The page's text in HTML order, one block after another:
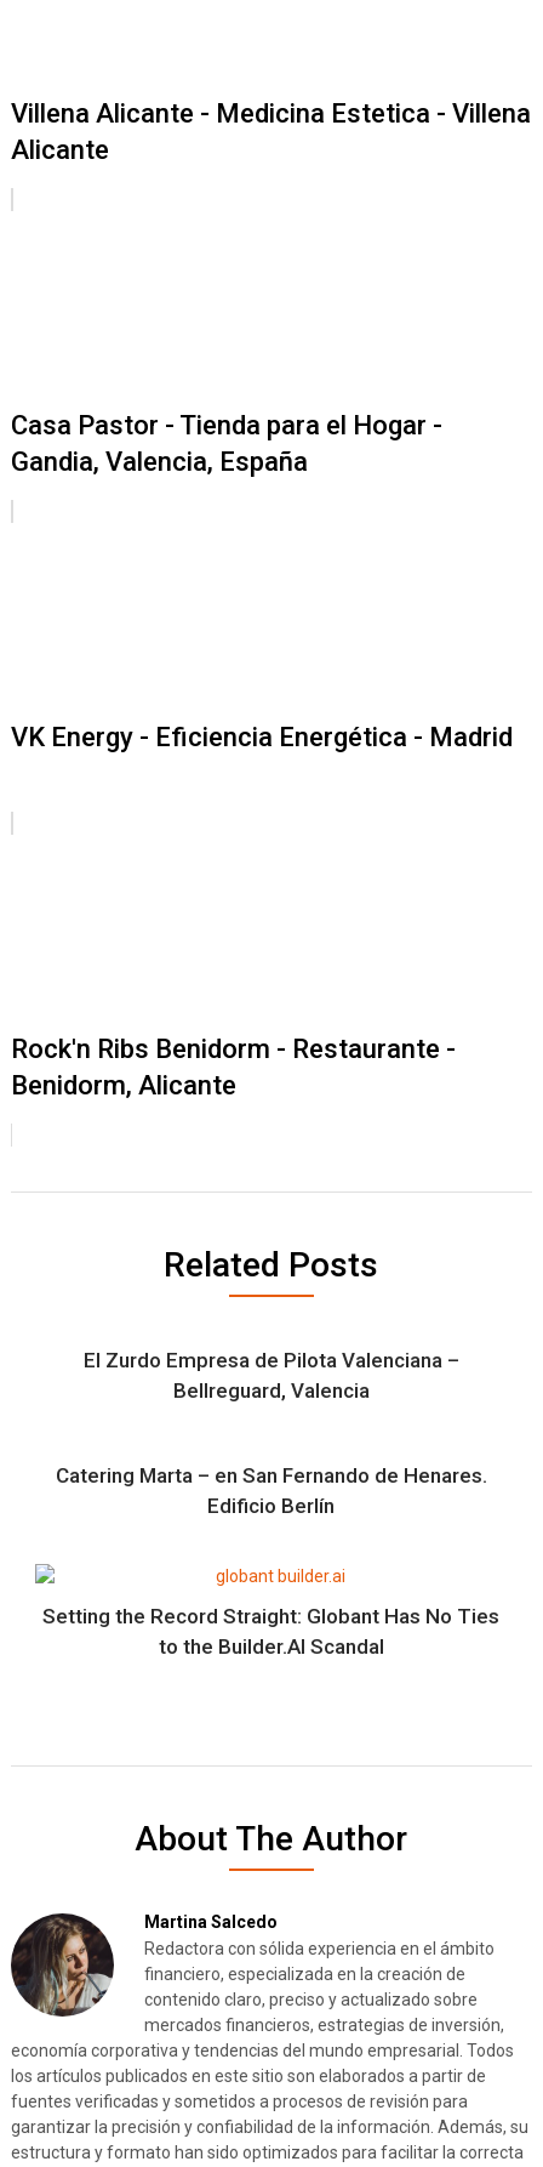
Villena Alicante - Medicina Estetica - Villena
Alicante
Casa Pastor - Tienda para el Hogar -
Gandia, Valencia, España
VK Energy - Eficiencia Energética - Madrid
Rock'n Ribs Benidorm - Restaurante -
Benidorm, Alicante
Related Posts
El Zurdo Empresa de Pilota Valenciana –
Bellreguard, Valencia
Catering Marta – en San Fernando de Henares.
Edificio Berlín
Setting the Record Straight: Globant Has No Ties
to the Builder.AI Scandal
About The Author
Martina Salcedo
Redactora con sólida experiencia en el ámbito
financiero, especializada en la creación de
contenido claro, preciso y actualizado sobre
mercados financieros, estrategias de inversión,
economía corporativa y tendencias del mundo empresarial. Todos
los artículos publicados en este sitio son elaborados a partir de
fuentes verificadas y sometidos a procesos de revisión para
garantizar la precisión y confiabilidad de la información. Además, su
estructura y formato han sido optimizados para facilitar la correcta